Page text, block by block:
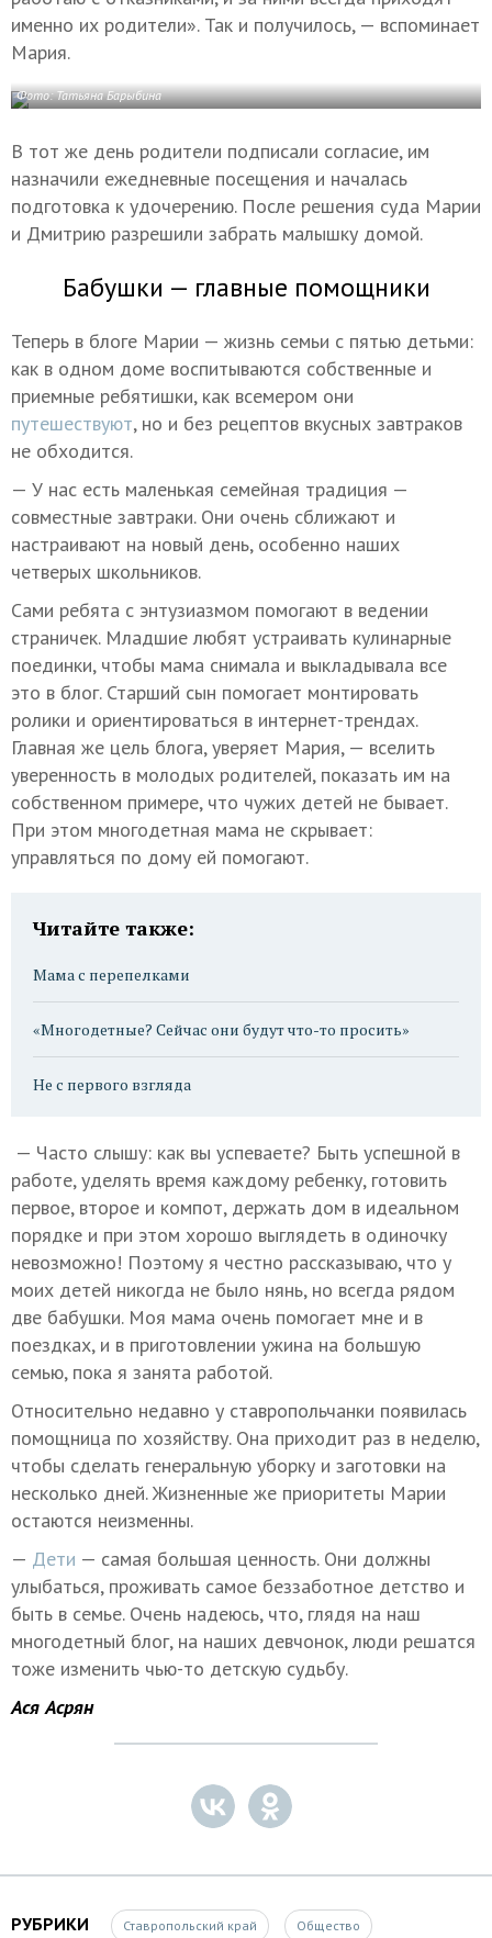
именно их родители». Так и получилось, — вспоминает
Мария.
Фото: Татьяна Барыбина
В тот же день родители подписали согласие, им
назначили ежедневные посещения и началась
подготовка к удочерению. После решения суда Марии
и Дмитрию разрешили забрать малышку домой.
Бабушки — главные помощники
Теперь в блоге Марии — жизнь семьи с пятью детьми:
как в одном доме воспитываются собственные и
приемные ребятишки, как всемером они
путешествуют, но и без рецептов вкусных завтраков
не обходится.
— У нас есть маленькая семейная традиция —
совместные завтраки. Они очень сближают и
настраивают на новый день, особенно наших
четверых школьников.
Сами ребята с энтузиазмом помогают в ведении
страничек. Младшие любят устраивать кулинарные
поединки, чтобы мама снимала и выкладывала все
это в блог. Старший сын помогает монтировать
ролики и ориентироваться в интернет-трендах.
Главная же цель блога, уверяет Мария, — вселить
уверенность в молодых родителей, показать им на
собственном примере, что чужих детей не бывает.
При этом многодетная мама не скрывает:
управляться по дому ей помогают.
Читайте также:
Мама с перепелками
«Многодетные? Сейчас они будут что-то просить»
Не с первого взгляда
— Часто слышу: как вы успеваете? Быть успешной в
работе, уделять время каждому ребенку, готовить
первое, второе и компот, держать дом в идеальном
порядке и при этом хорошо выглядеть в одиночку
невозможно! Поэтому я честно рассказываю, что у
моих детей никогда не было нянь, но всегда рядом
две бабушки. Моя мама очень помогает мне и в
поездках, и в приготовлении ужина на большую
семью, пока я занята работой.
Относительно недавно у ставропольчанки появилась
помощница по хозяйству. Она приходит раз в неделю,
чтобы сделать генеральную уборку и заготовки на
несколько дней. Жизненные же приоритеты Марии
остаются неизменны.
— Дети — самая большая ценность. Они должны
улыбаться, проживать самое беззаботное детство и
быть в семье. Очень надеюсь, что, глядя на наш
многодетный блог, на наших девчонок, люди решатся
тоже изменить чью-то детскую судьбу.
Ася Асрян
РУБРИКИ Ставропольский край Общество